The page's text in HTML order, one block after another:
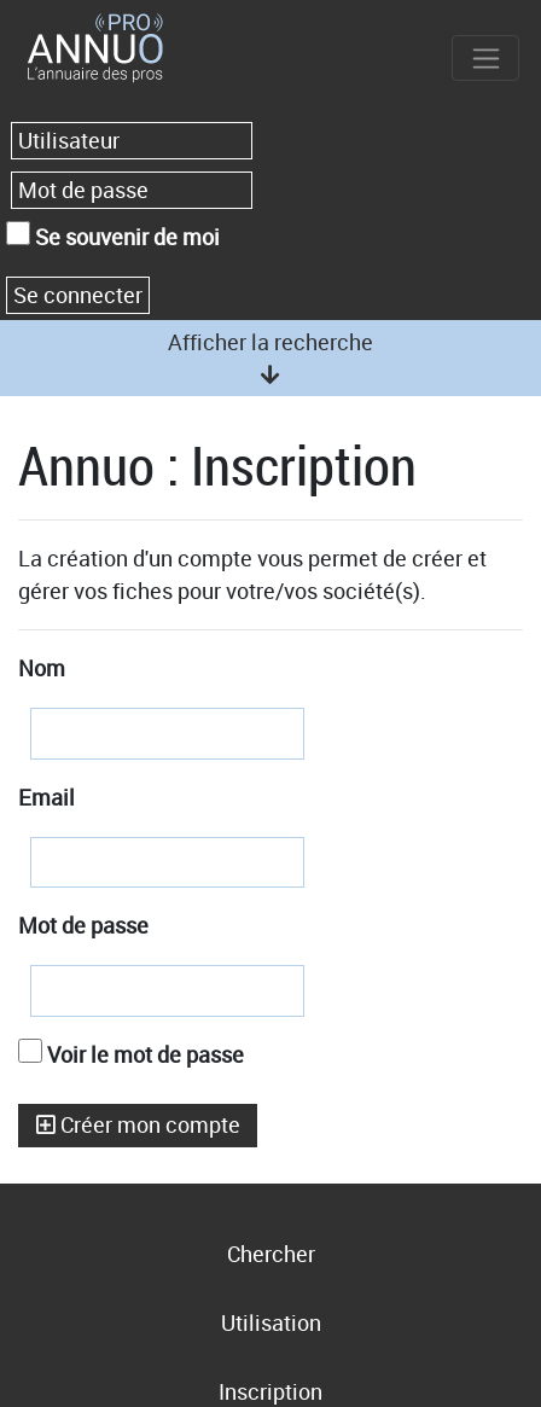
Se souvenir de moi
Afficher la recherche
Annuo : Inscription
La création d'un compte vous permet de créer et
gérer vos fiches pour votre/vos société(s).
Nom
Email
Mot de passe
Voir le mot de passe
Créer mon compte
Chercher
Utilisation
Inscription